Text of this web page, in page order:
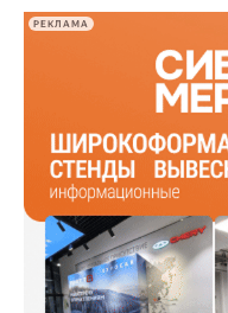
РЕКЛАМА